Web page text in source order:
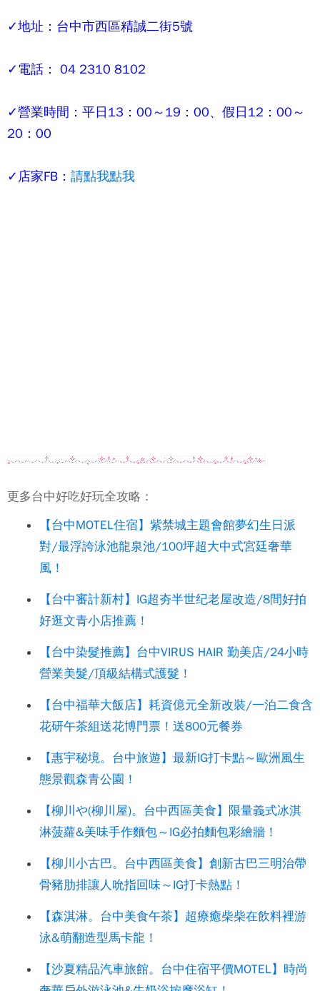
✓地址：台中市西區精誠二街5號
✓電話： 04 2310 8102
✓營業時間：平日13：00～19：00、假日12：00～
20：00
✓店家FB： 請點我點我
更多台中好吃好玩全攻略：
【台中MOTEL住宿】紫禁城主題會館夢幻生日派
對/最浮誇泳池龍泉池/100坪超大中式宮廷奢華
風！
【台中審計新村】IG超夯半世纪老屋改造/8間好拍
好逛文青小店推薦！
【台中染髮推薦】台中VIRUS HAIR 勤美店/24小時
營業美髮/頂級結構式護髮！
【台中福華大飯店】耗資億元全新改裝/一泊二食含
花研午茶組送花博門票！送800元餐券
【惠宇秘境。台中旅遊】最新IG打卡點～歐洲風生
態景觀森青公園！
【柳川や(柳川屋)。台中西區美食】限量義式冰淇
淋菠蘿&美味手作麵包～IG必拍麵包彩繪牆！
【柳川小古巴。台中西區美食】創新古巴三明治帶
骨豬肋排讓人吮指回味～IG打卡熱點！
【森淇淋。台中美食午茶】超療癒柴柴在飲料裡游
泳&萌翻造型馬卡龍！
【沙夏精品汽車旅館。台中住宿平價MOTEL】時尚